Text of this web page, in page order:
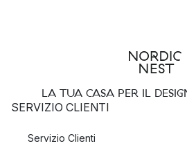
LA TUA CASA PER IL
SERVIZIO CLIENTI
Servizio Clienti